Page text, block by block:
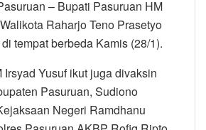
– Bupati Pasuruan HM
Raharjo Teno Prasetyo
tempat berbeda Kamis (28/1).
Yusuf ikut juga divaksin
Pasuruan, Sudiono
Negeri Ramdhanu